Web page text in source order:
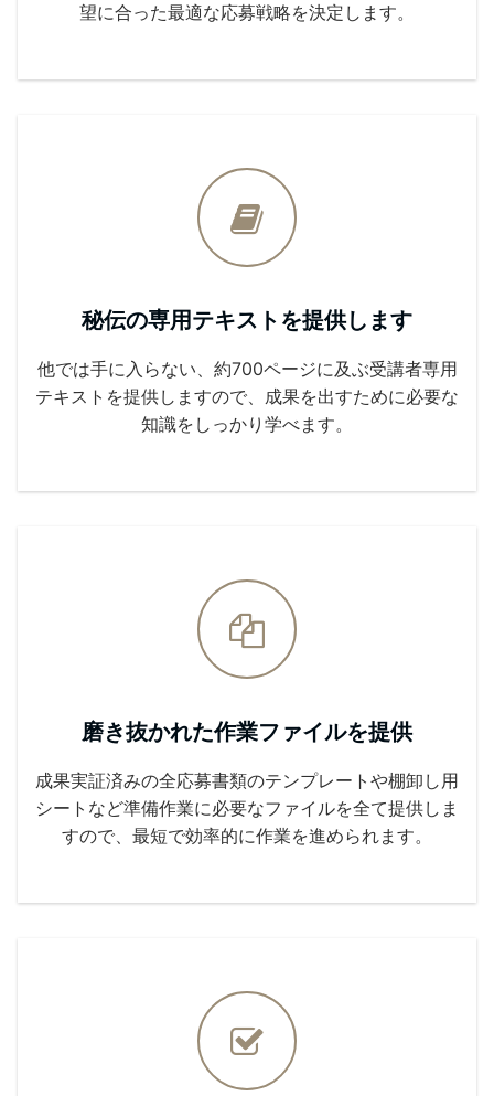
望に合った最適な応募戦略を決定します。
秘伝の専用テキストを提供します
他では手に入らない、約700ページに及ぶ受講者専用
テキストを提供しますので、成果を出すために必要な
知識をしっかり学べます。
磨き抜かれた作業ファイルを提供
成果実証済みの全応募書類のテンプレートや棚卸し用
シートなど準備作業に必要なファイルを全て提供しま
すので、最短で効率的に作業を進められます。